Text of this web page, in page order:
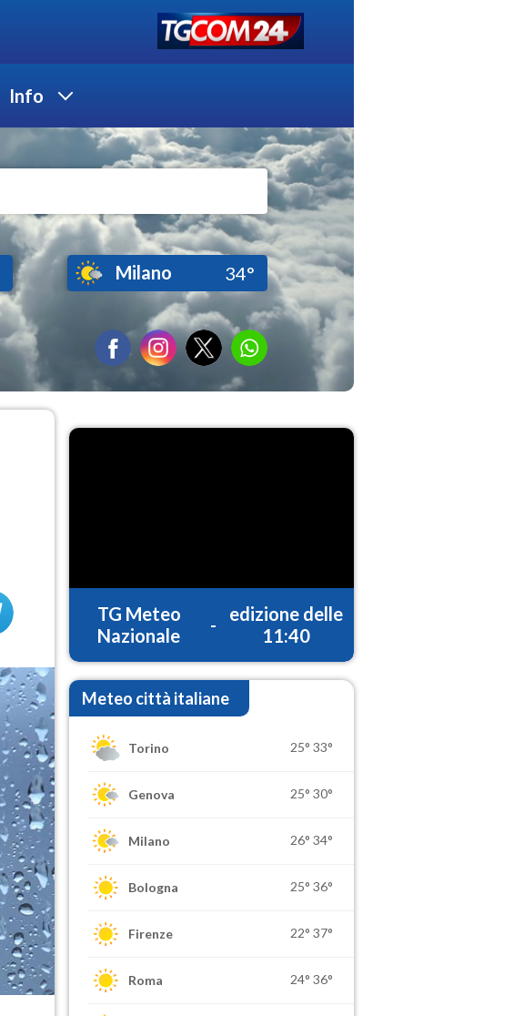
Info
Milano 34°
TG Meteo
Nazionale
-
edizione delle
11:40
Meteo città italiane
Torino 25° 33°
Genova 25° 30°
Milano 26° 34°
Bologna 25° 36°
Firenze 22° 37°
Roma 24° 36°